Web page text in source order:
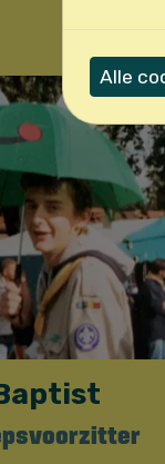
Alle